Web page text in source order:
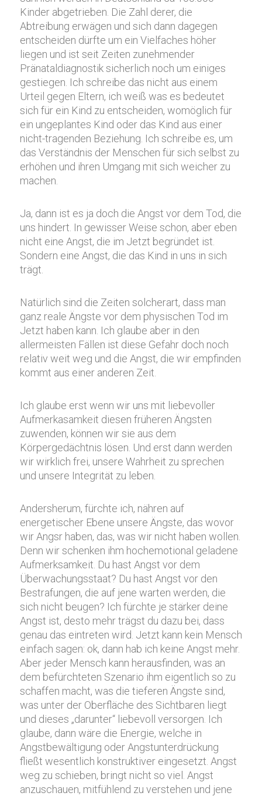
Kinder abgetrieben. Die Zahl derer, die
Abtreibung erwägen und sich dann dagegen
entscheiden dürfte um ein Vielfaches höher
liegen und ist seit Zeiten zunehmender
Pränataldiagnostik sicherlich noch um einiges
gestiegen. Ich schreibe das nicht aus einem
Urteil gegen Eltern, ich weiß was es bedeutet
sich für ein Kind zu entscheiden, womöglich für
ein ungeplantes Kind oder das Kind aus einer
nicht-tragenden Beziehung. Ich schreibe es, um
das Verständnis der Menschen für sich selbst zu
erhöhen und ihren Umgang mit sich weicher zu
machen.
Ja, dann ist es ja doch die Angst vor dem Tod, die
uns hindert. In gewisser Weise schon, aber eben
nicht eine Angst, die im Jetzt begründet ist.
Sondern eine Angst, die das Kind in uns in sich
trägt.
Natürlich sind die Zeiten solcherart, dass man
ganz reale Ängste vor dem physischen Tod im
Jetzt haben kann. Ich glaube aber in den
allermeisten Fällen ist diese Gefahr doch noch
relativ weit weg und die Angst, die wir empfinden
kommt aus einer anderen Zeit.
Ich glaube erst wenn wir uns mit liebevoller
Aufmerkasamkeit diesen früheren Ängsten
zuwenden, können wir sie aus dem
Körpergedächtnis lösen. Und erst dann werden
wir wirklich frei, unsere Wahrheit zu sprechen
und unsere Integrität zu leben.
Andersherum, fürchte ich, nähren auf
energetischer Ebene unsere Ängste, das wovor
wir Angsr haben, das, was wir nicht haben wollen.
Denn wir schenken ihm hochemotional geladene
Aufmerksamkeit. Du hast Angst vor dem
Überwachungsstaat? Du hast Angst vor den
Bestrafungen, die auf jene warten werden, die
sich nicht beugen? Ich fürchte je stärker deine
Angst ist, desto mehr trägst du dazu bei, dass
genau das eintreten wird. Jetzt kann kein Mensch
einfach sagen: ok, dann hab ich keine Angst mehr.
Aber jeder Mensch kann herausfinden, was an
dem befürchteten Szenario ihm eigentlich so zu
schaffen macht, was die tieferen Ängste sind,
was unter der Oberfläche des Sichtbaren liegt
und dieses „darunter“ liebevoll versorgen. Ich
glaube, dann wäre die Energie, welche in
Angstbewältigung oder Angstunterdrückung
fließt wesentlich konstruktiver eingesetzt. Angst
weg zu schieben, bringt nicht so viel. Angst
anzuschauen, mitfühlend zu verstehen und jene